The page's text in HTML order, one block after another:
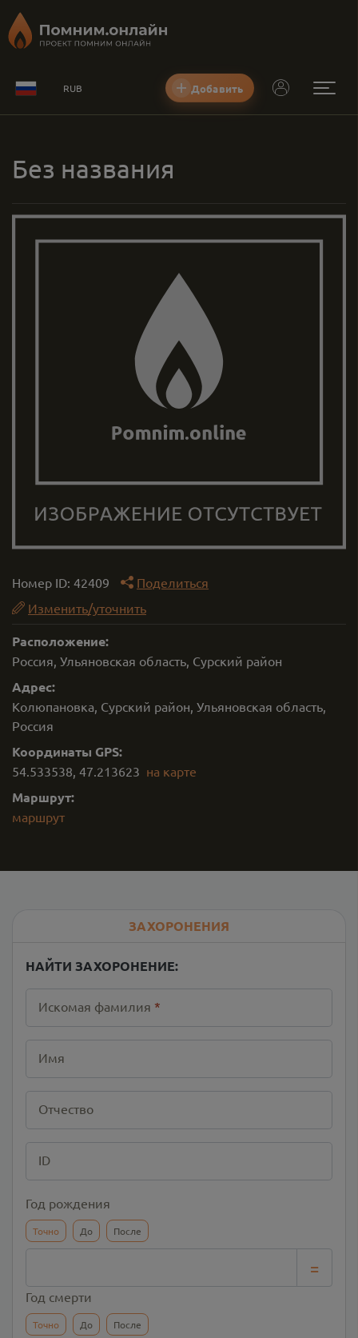
RUB Добавить
Без названия
Номер ID: 42409
Поделиться
Изменить/уточнить
Расположение:
Россия, Ульяновская область, Сурский район
Адрес:
Колюпановка, Сурский район, Ульяновская область,
Россия
Координаты GPS:
54.533538, 47.213623 на карте
Маршрут:
маршрут
ЗАХОРОНЕНИЯ
НАЙТИ ЗАХОРОНЕНИЕ:
Искомая фамилия *
Имя
Отчество
ID
Год рождения
Точно До После
=
Год смерти
Точно До После